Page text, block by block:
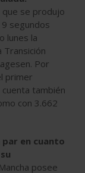
que se produjo
segundos
lunes la
Por
primer
también
con 3.662
en cuanto
posee